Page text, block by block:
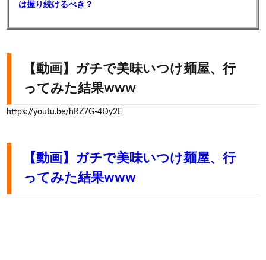
は握り続けるべき？
【動画】ガチで美味いつけ麺屋、行
ってみた結果www
https://youtu.be/hRZ7G-4Dy2E
【動画】ガチで美味いつけ麺屋、行
ってみた結果www